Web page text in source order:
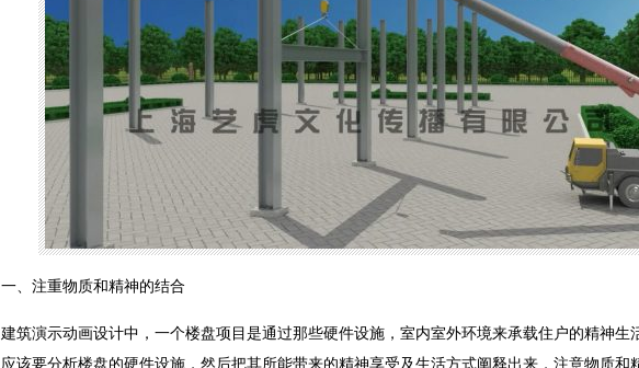
一、注重物质和精神的结合
建筑演示动画设计中，一个楼盘项目是通过那些硬件设施，室内室外环境来承载住户的精神生
应该要分析楼盘的硬件设施，然后把其所能带来的精神享受及生活方式阐释出来，注意物质和